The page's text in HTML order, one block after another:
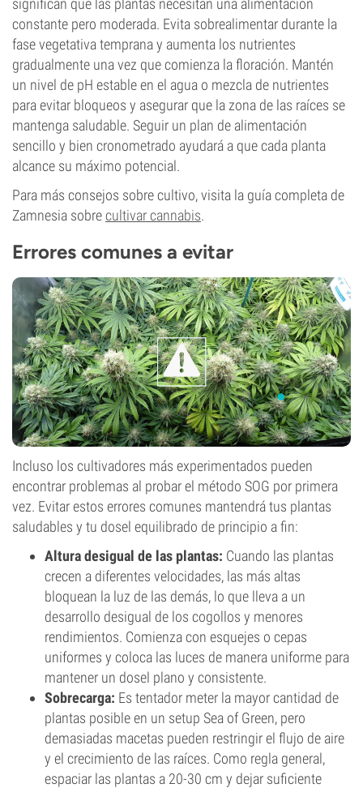
significan que las plantas necesitan una alimentación
constante pero moderada. Evita sobrealimentar durante la
fase vegetativa temprana y aumenta los nutrientes
gradualmente una vez que comienza la floración. Mantén
un nivel de pH estable en el agua o mezcla de nutrientes
para evitar bloqueos y asegurar que la zona de las raíces se
mantenga saludable. Seguir un plan de alimentación
sencillo y bien cronometrado ayudará a que cada planta
alcance su máximo potencial.
Para más consejos sobre cultivo, visita la guía completa de
Zamnesia sobrecultivar cannabis.
Errores comunes a evitar
Incluso los cultivadores más experimentados pueden
encontrar problemas al probar el método SOG por primera
vez. Evitar estos errores comunes mantendrá tus plantas
saludables y tu dosel equilibrado de principio a fin:
Altura desigual de las plantas: Cuando las plantas
crecen a diferentes velocidades, las más altas
bloquean la luz de las demás, lo que lleva a un
desarrollo desigual de los cogollos y menores
rendimientos. Comienza con esquejes o cepas
uniformes y coloca las luces de manera uniforme para
mantener un dosel plano y consistente.
Sobrecarga: Es tentador meter la mayor cantidad de
plantas posible en un setup Sea of Green, pero
demasiadas macetas pueden restringir el flujo de aire
y el crecimiento de las raíces. Como regla general,
espaciar las plantas a 20-30 cm y dejar suficiente